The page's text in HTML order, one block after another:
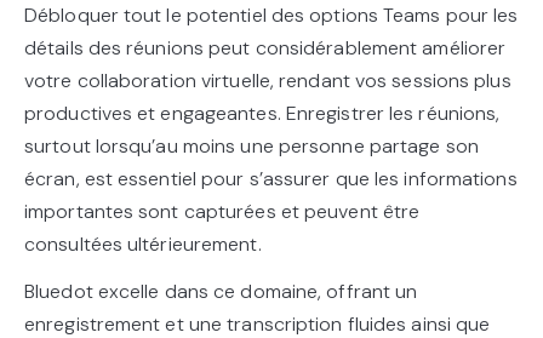
Débloquer tout le potentiel des options Teams pour les
détails des réunions peut considérablement améliorer
votre collaboration virtuelle, rendant vos sessions plus
productives et engageantes. Enregistrer les réunions,
surtout lorsqu’au moins une personne partage son
écran, est essentiel pour s’assurer que les informations
importantes sont capturées et peuvent être
consultées ultérieurement.
Bluedot excelle dans ce domaine, offrant un
enregistrement et une transcription fluides ainsi que